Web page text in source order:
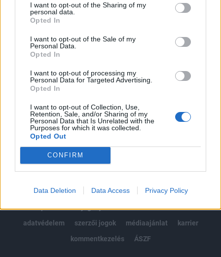
I want to opt-out of the Sharing of my
personal data.
Opted In
I want to opt-out of the Sale of my
Personal Data.
Opted In
I want to opt-out of processing my
Personal Data for Targeted Advertising.
Opted In
I want to opt-out of Collection, Use,
Retention, Sale, and/or Sharing of my
Personal Data that Is Unrelated with the
Purposes for which it was collected.
Opted Out
CONFIRM
Data Deletion Data Access Privacy Policy
Az előfizetés a következőket tartalmazza:
Kötéslisták: BÉT elmúlt 2 év napon belüli
kötéslistái
Előfizetés
MÁR ELŐFIZETŐNK VAGY?BEJELENTKEZÉS
© 2026 Portfolio
impresszum
jogi nyilatkozat
süti beállítások
adatvédelem
szerzői jogok médiaajánlat
karrier
kommentkezelés
ÁSZF